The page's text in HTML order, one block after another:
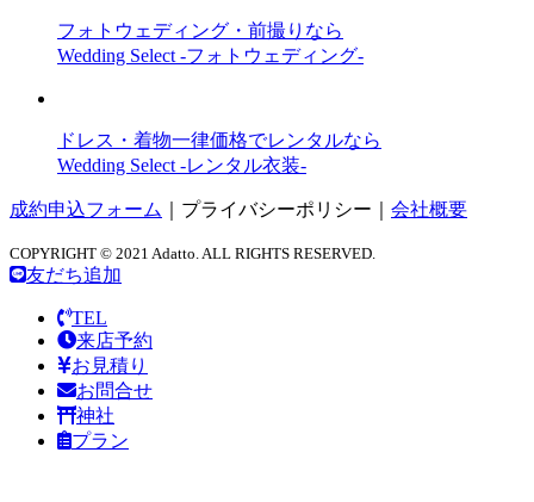
フォトウェディング・前撮りなら
Wedding Select -フォトウェディング-
ドレス・着物一律価格でレンタルなら
Wedding Select -レンタル衣装-
成約申込フォーム プライバシーポリシー 会社概要
COPYRIGHT © 2021 Adatto. ALL RIGHTS RESERVED.
友だち追加
TEL
来店予約
お見積り
お問合せ
神社
プラン